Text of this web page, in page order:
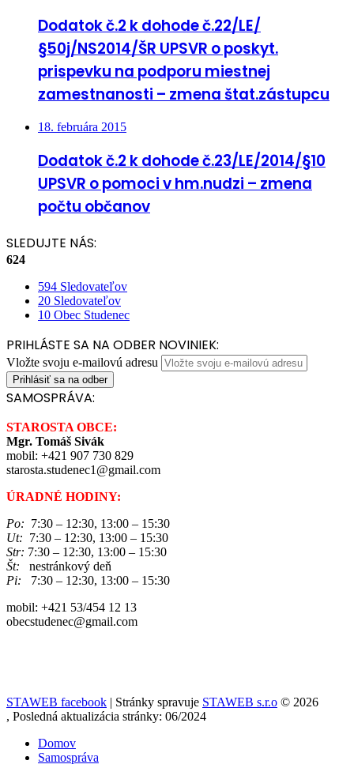
Dodatok č.2 k dohode č.22/LE/
§50j/NS2014/ŠR UPSVR o poskyt.
prispevku na podporu miestnej
zamestnanosti – zmena štat.zástupcu
18. februára 2015
Dodatok č.2 k dohode č.23/LE/2014/§10
UPSVR o pomoci v hm.nudzi – zmena
počtu občanov
SLEDUJTE NÁS:
624
594 Sledovateľov
20 Sledovateľov
10 Obec Studenec
PRIHLÁSTE SA NA ODBER NOVINIEK:
Vložte svoju e-mailovú adresu
SAMOSPRÁVA:
STAROSTA OBCE:
Mgr. Tomáš Sivák
mobil: +421 907 730 829
starosta.studenec1@gmail.com
ÚRADNÉ HODINY:
Po: 7:30 – 12:30, 13:00 – 15:30
Ut: 7:30 – 12:30, 13:00 – 15:30
Str: 7:30 – 12:30, 13:00 – 15:30
Št: nestránkový deň
Pi: 7:30 – 12:30, 13:00 – 15:30
mobil: +421 53/454 12 13
obecstudenec@gmail.com
STAWEB facebook | Stránky spravuje STAWEB s.r.o © 2026
, Posledná aktualizácia stránky: 06/2024
Domov
Samospráva